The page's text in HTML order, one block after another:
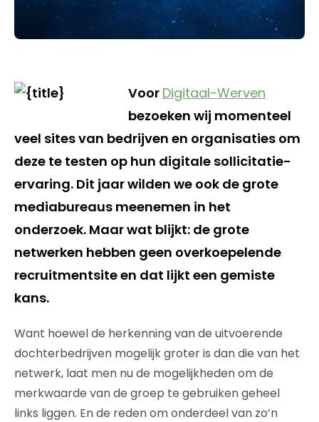
Voor Digitaal-Werven
bezoeken wij momenteel
veel sites van bedrijven en organisaties om
deze te testen op hun digitale sollicitatie-
ervaring. Dit jaar wilden we ook de grote
mediabureaus meenemen in het
onderzoek. Maar wat blijkt: de grote
netwerken hebben geen overkoepelende
recruitmentsite en dat lijkt een gemiste
kans.
Want hoewel de herkenning van de uitvoerende
dochterbedrijven mogelijk groter is dan die van het
netwerk, laat men nu de mogelijkheden om de
merkwaarde van de groep te gebruiken geheel
links liggen. En de reden om onderdeel van zo’n